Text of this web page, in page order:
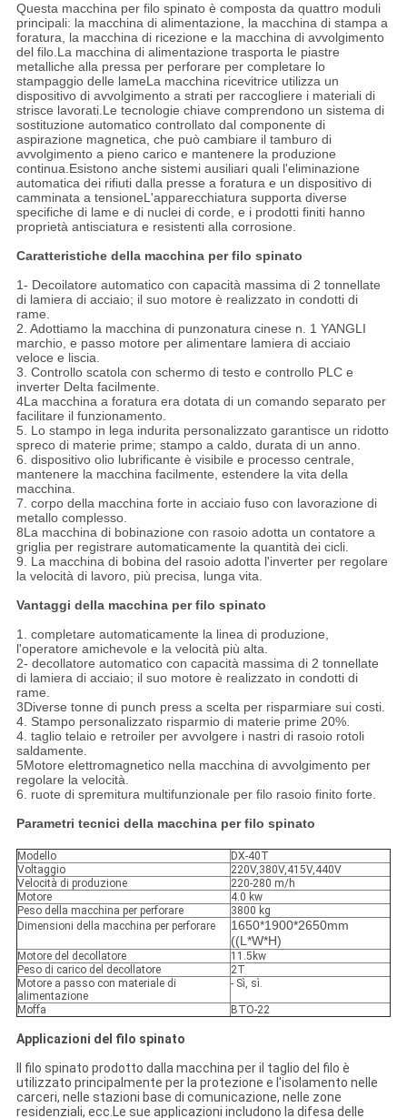
Questa macchina per filo spinato è composta da quattro moduli
principali: la macchina di alimentazione, la macchina di stampa a
foratura, la macchina di ricezione e la macchina di avvolgimento
del filo.La macchina di alimentazione trasporta le piastre
metalliche alla pressa per perforare per completare lo
stampaggio delle lameLa macchina ricevitrice utilizza un
dispositivo di avvolgimento a strati per raccogliere i materiali di
strisce lavorati.Le tecnologie chiave comprendono un sistema di
sostituzione automatico controllato dal componente di
aspirazione magnetica, che può cambiare il tamburo di
avvolgimento a pieno carico e mantenere la produzione
continua.Esistono anche sistemi ausiliari quali l'eliminazione
automatica dei rifiuti dalla presse a foratura e un dispositivo di
camminata a tensioneL'apparecchiatura supporta diverse
specifiche di lame e di nuclei di corde, e i prodotti finiti hanno
proprietà antisciatura e resistenti alla corrosione.
Caratteristiche della macchina per filo spinato
1- Decoilatore automatico con capacità massima di 2 tonnellate
di lamiera di acciaio; il suo motore è realizzato in condotti di
rame.
2. Adottiamo la macchina di punzonatura cinese n. 1 YANGLI
marchio, e passo motore per alimentare lamiera di acciaio
veloce e liscia.
3. Controllo scatola con schermo di testo e controllo PLC e
inverter Delta facilmente.
4La macchina a foratura era dotata di un comando separato per
facilitare il funzionamento.
5. Lo stampo in lega indurita personalizzato garantisce un ridotto
spreco di materie prime; stampo a caldo, durata di un anno.
6. dispositivo olio lubrificante è visibile e processo centrale,
mantenere la macchina facilmente, estendere la vita della
macchina.
7. corpo della macchina forte in acciaio fuso con lavorazione di
metallo complesso.
8La macchina di bobinazione con rasoio adotta un contatore a
griglia per registrare automaticamente la quantità dei cicli.
9. La macchina di bobina del rasoio adotta l'inverter per regolare
la velocità di lavoro, più precisa, lunga vita.
Vantaggi della macchina per filo spinato
1. completare automaticamente la linea di produzione,
l'operatore amichevole e la velocità più alta.
2- decollatore automatico con capacità massima di 2 tonnellate
di lamiera di acciaio; il suo motore è realizzato in condotti di
rame.
3Diverse tonne di punch press a scelta per risparmiare sui costi.
4. Stampo personalizzato risparmio di materie prime 20%.
4. taglio telaio e retroiler per avvolgere i nastri di rasoio rotoli
saldamente.
5Motore elettromagnetico nella macchina di avvolgimento per
regolare la velocità.
6. ruote di spremitura multifunzionale per filo rasoio finito forte.
Parametri tecnici della macchina per filo spinato
Modello
DX-40T
Voltaggio
220V,380V,415V,440V
Velocità di produzione
220-280 m/h
Motore
4.0 kw
Peso della macchina per perforare
3800 kg
Dimensioni della macchina per perforare
1650*1900*2650mm
((L*W*H)
Motore del decollatore
11.5kw
Peso di carico del decollatore
2T
Motore a passo con materiale di
alimentazione
- Sì, sì.
Moffa BTO-22
Applicazioni del filo spinato
Il filo spinato prodotto dalla macchina per il taglio del filo è
utilizzato principalmente per la protezione e l'isolamento nelle
carceri, nelle stazioni base di comunicazione, nelle zone
residenziali, ecc.Le sue applicazioni includono la difesa delle